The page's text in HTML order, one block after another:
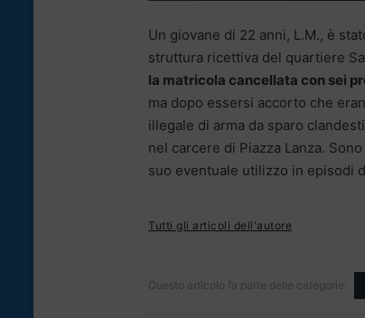
Un giovane di 22 anni, L.M., è
struttura ricettiva del quartiere
la matricola cancellata con sei
ma dopo essersi accorto che
illegale di arma da sparo
nel carcere di Piazza Lanza.
suo eventuale utilizzo in episodi
Tutti gli articoli dell'autore
Questo articolo fa parte delle categorie: